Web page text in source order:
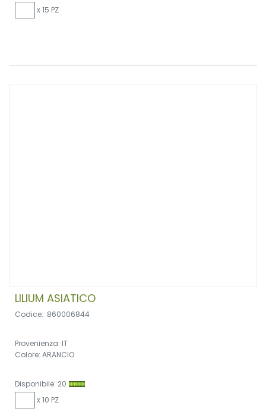
x 15 PZ
LILIUM ASIATICO
Codice: .860006844
Provenienza: IT
Colore: ARANCIO
Disponibile: 20
x 10 PZ